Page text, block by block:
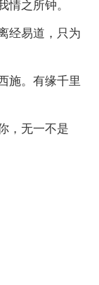
情之所钟。
经易道，只为
施。有缘千里
，无一不是